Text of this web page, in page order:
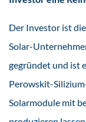
Der Investor ist die
Solar-
gegründet und ist
Perowskit-
Solarmodule mit